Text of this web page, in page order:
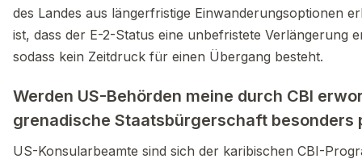
des Landes aus längerfristige Einwanderungsoptionen
ist, dass der E-2-Status eine unbefristete Verlängerung
sodass kein Zeitdruck für einen Übergang besteht.
Werden US-Behörden meine durch CBI
grenadische Staatsbürgerschaft besonders
US-Konsularbeamte sind sich der karibischen CBI-